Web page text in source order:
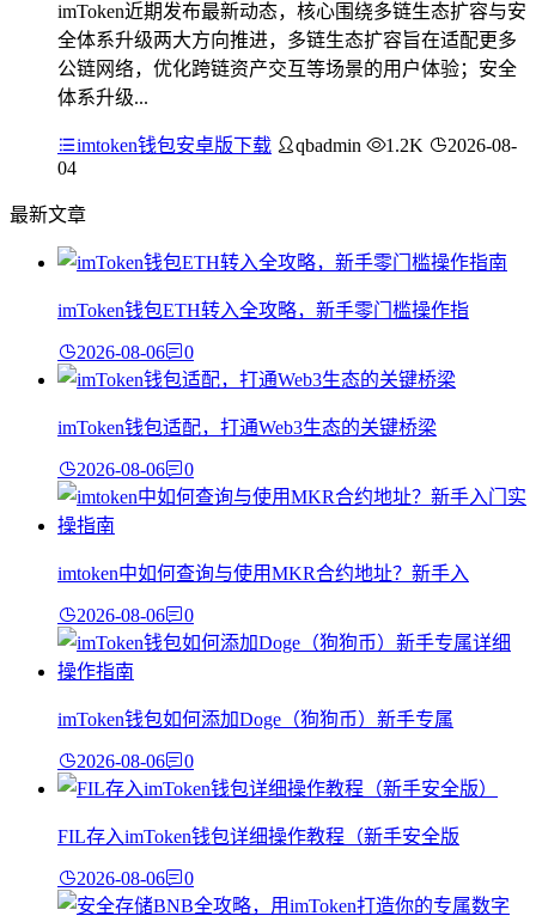
imToken近期发布最新动态，核心围绕多链生态扩容与安
全体系升级两大方向推进，多链生态扩容旨在适配更多
公链网络，优化跨链资产交互等场景的用户体验；安全
体系升级...
imtoken钱包安卓版下载 qbadmin 1.2K
2026-08-
04
最新文章
imToken钱包ETH转入全攻略，新手零门槛操作指
2026-08-06 0
imToken钱包适配，打通Web3生态的关键桥梁
2026-08-06 0
imtoken中如何查询与使用MKR合约地址？新手入
2026-08-06 0
imToken钱包如何添加Doge（狗狗币）新手专属
2026-08-06 0
FIL存入imToken钱包详细操作教程（新手安全版
2026-08-06 0